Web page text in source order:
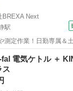
BREXA Next
駅
測定作業！日勤専属＆
作業★マイカー通勤
制度あり！《茨城県常陸
造工...
静駅 その他
ルウォー
ス